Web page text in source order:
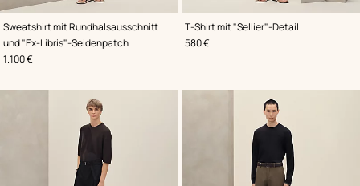
Sweatshirt mit Rundhalsausschnitt
und "Ex-Libris"-Seidenpatch
,Farbe:
Braun
,Preis
1.100 €
T-Shirt mit "Sellier"-Detail
,Farbe:
Schwarz
,Preis
580 €